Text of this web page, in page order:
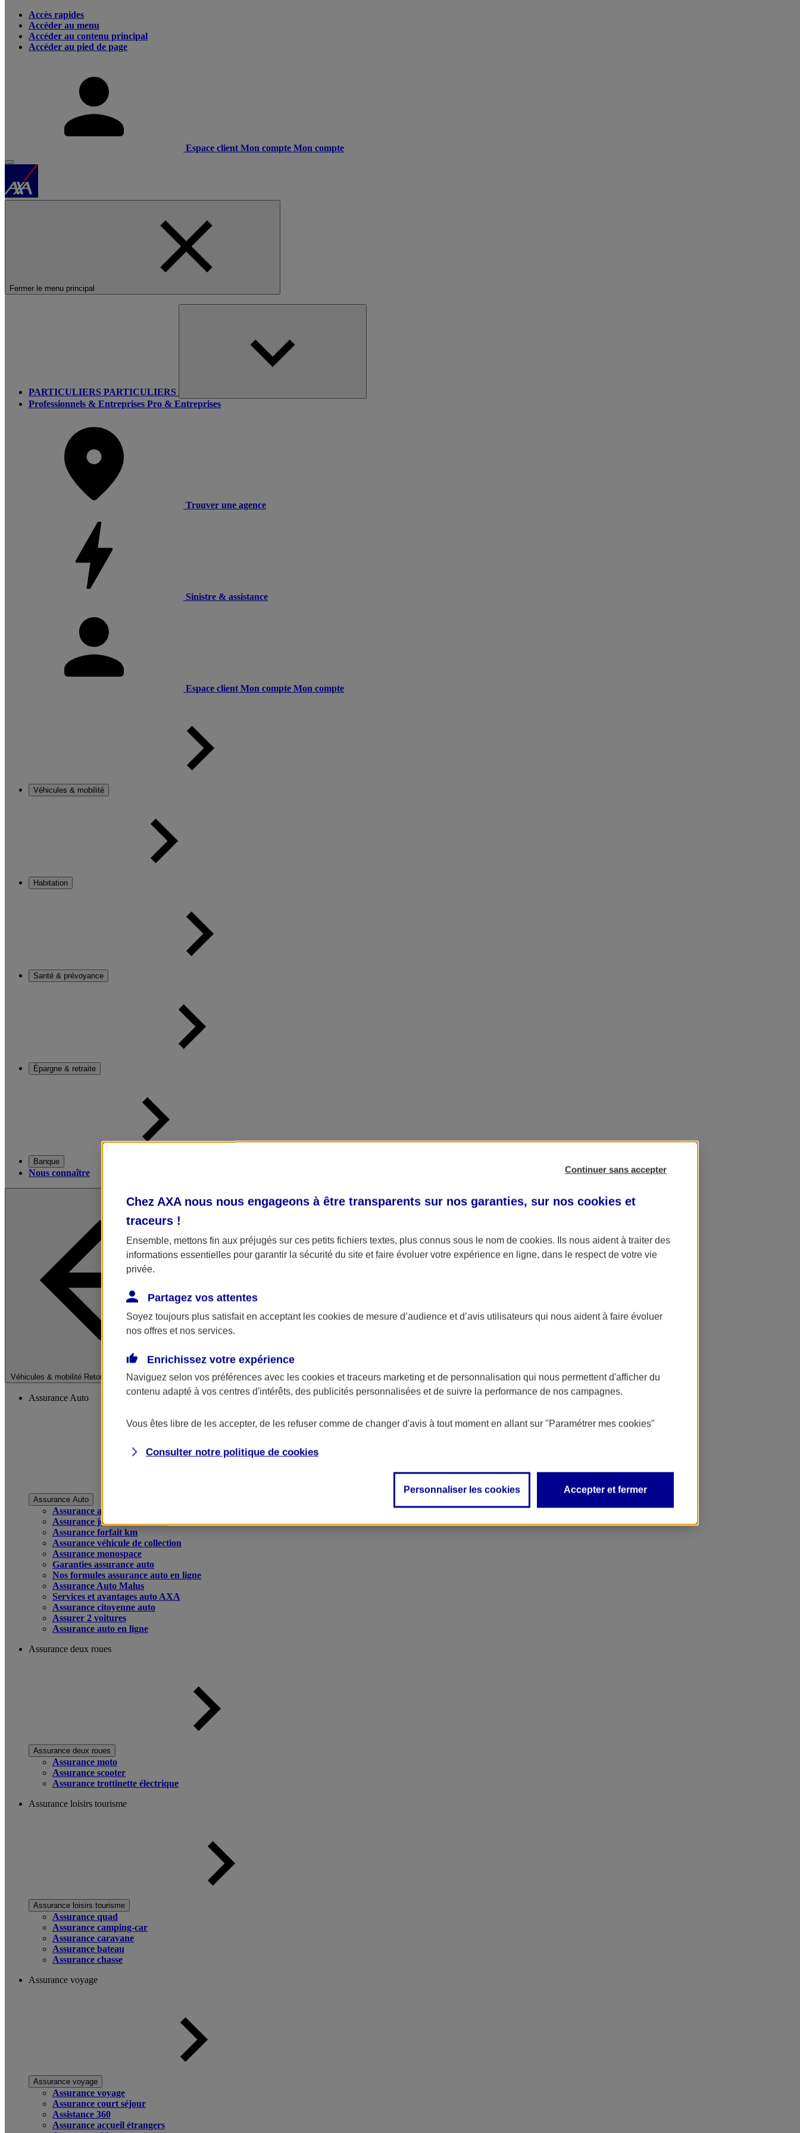
Accès rapides
Accéder au menu
Accéder au contenu principal
Accéder au pied de page
Espace client Mon compte Mon compte
Fermer le menu principal
PARTICULIERS PARTICULIERS
Professionnels & Entreprises Pro & Entreprises
Trouver une agence
Sinistre & assistance
Espace client Mon compte Mon compte
Véhicules & mobilité
Habitation
Santé & prévoyance
Épargne & retraite
Banque
Nous connaître
Véhicules & mobilité Retour à la section précédente
Fermer le menu principal
Assurance Auto
Assurance Auto
Assurance auto
Assurance jeune conducteur
Assurance forfait km
Assurance véhicule de collection
Assurance monospace
Garanties assurance auto
Nos formules assurance auto en ligne
Assurance Auto Malus
Services et avantages auto AXA
Assurance citoyenne auto
Assurer 2 voitures
Assurance auto en ligne
Assurance deux roues
Assurance deux roues
Assurance moto
Assurance scooter
Assurance trottinette électrique
Assurance loisirs tourisme
Assurance loisirs tourisme
Assurance quad
Assurance camping-car
Assurance caravane
Assurance bateau
Assurance chasse
Assurance voyage
Assurance voyage
Assurance voyage
Assurance court séjour
Assistance 360
Assurance accueil étrangers
Continuer sans accepter
Chez AXA nous nous engageons à être transparents sur nos garanties, sur nos cookies et
traceurs !
Ensemble, mettons fin aux préjugés sur ces petits fichiers textes, plus connus sous le nom de cookies. Ils nous aident à traiter des
informations essentielles pour garantir la sécurité du site et faire évoluer votre expérience en ligne, dans le respect de votre vie
privée.
Partagez vos attentes
Soyez toujours plus satisfait en acceptant les cookies de mesure d’audience et d’avis utilisateurs qui nous aident à faire évoluer
nos offres et nos services.
Enrichissez votre expérience
Naviguez selon vos préférences avec les cookies et traceurs marketing et de personnalisation qui nous permettent d'afficher du
contenu adapté à vos centres d'intérêts, des publicités personnalisées et de suivre la performance de nos campagnes.
Vous êtes libre de les accepter, de les refuser comme de changer d'avis à tout moment en allant sur "Paramétrer mes cookies"
Consulter notre politique de cookies
Personnaliser les cookies Accepter et fermer